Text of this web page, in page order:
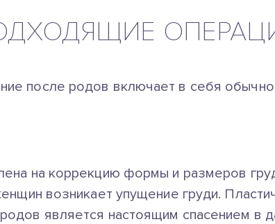
после родов включает в себя
на коррекцию формы и размеров
возникает упущение груди.
является настоящим спасением в